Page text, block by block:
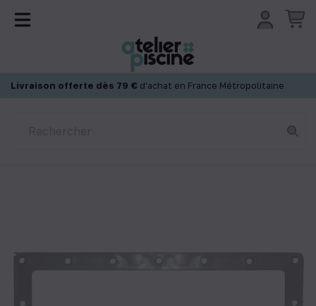
Livraison offerte dès 79 € d'achat en France Métropolitaine